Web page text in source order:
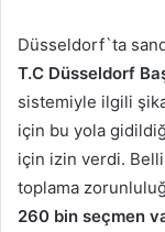
Düsseldorf`ta
T.C Düsseldorf
sistemiyle ilgili
için bu yola
için izin verdi.
toplama
260 bin seçmen